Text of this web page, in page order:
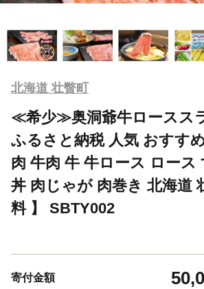
北海道 壮瞥町
≪希少≫奥洞爺牛ロースス
ふるさと納税 人気 おすす
肉 牛肉 牛 牛ロース ロース
丼 肉じゃが 肉巻き 北海道
料 】 SBTY002
寄付金額